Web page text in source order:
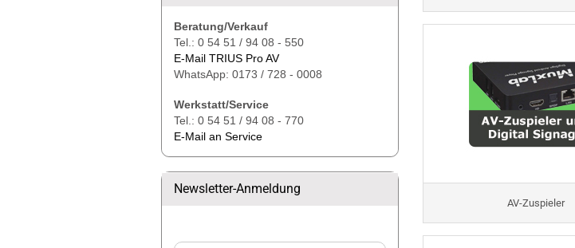
AV-Zuspieler
Beratung/Verkauf
Tel.: 0 54 51 / 94 08 - 550
E-Mail TRIUS Pro AV
WhatsApp: 0173 / 728 - 0008
Werkstatt/Service
Tel.: 0 54 51 / 94 08 - 770
E-Mail an Service
Newsletter-Anmeldung